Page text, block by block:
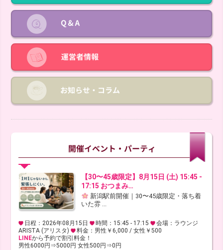
【30〜45歳限定】8月15日 (土) 15:45 -
17:15 おつまみ…
新潟駅前開催｜30〜45歳限定・落ち着
いた雰 ...
日程：2026年08月15日 時間：15:45 - 17:15
会場：ラウンジ
ARISTA (アリスタ)
料金：男性￥6,000 / 女性￥500
LINEから予約で割引料金！
男性6000円⇒5000円 女性500円⇒0円